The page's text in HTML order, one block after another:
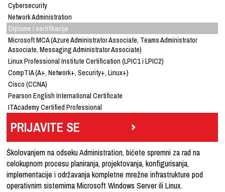
Cybersecurity
Network Administration
Diplome i sertifikacije
Microsoft MCA (Azure Administrator Associate, Teams Administrator
Associate, Messaging Administrator Associate)
Linux Professional Institute Certification (LPIC1 i LPIC2)
CompTIA (A+, Network+, Security+, Linux+)
Cisco (CCNA)
Pearson English International Certificate
ITAcademy Certified Professional
PRIJAVITE SE
Školovanjem na odseku Administration, bićete spremni za rad na
celokupnom procesu planiranja, projektovanja, konfigurisanja,
implementacije i održavanja kompletne mrežne infrastrukture pod
operativnim sistemima Microsoft Windows Server ili Linux.